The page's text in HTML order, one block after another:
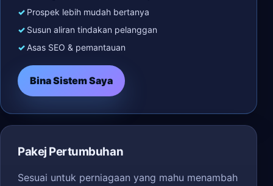
Prospek lebih mudah bertanya
Susun aliran tindakan pelanggan
Asas SEO & pemantauan
Bina Sistem Saya
Pakej Pertumbuhan
Sesuai untuk perniagaan yang mahu menambah